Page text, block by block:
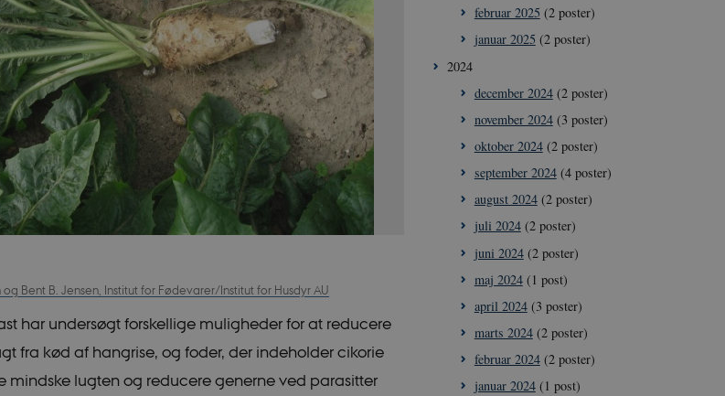
og Bent B. Jensen, Institut for Fødevarer/Institut for Husdyr AU
har undersøgt forskellige muligheder for at reducere
fra kød af hangrise, og foder, der indeholder cikorie
mindske lugten og reducere generne ved parasitter
februar 2025 (2 poster)
januar 2025 (2 poster)
2024
december 2024(2 poster)
november 2024(3 poster)
oktober 2024(2 poster)
september 2024(4 poster)
august 2024(2 poster)
juli 2024(2 poster)
juni 2024(2 poster)
maj 2024(1 post)
april 2024(3 poster)
marts 2024(2 poster)
februar 2024(2 poster)
januar 2024(1 post)